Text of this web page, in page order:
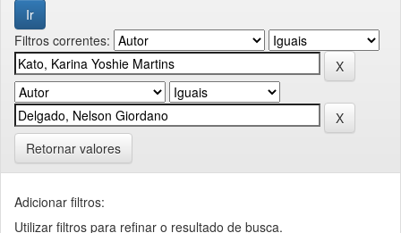
Filtros correntes:
Retornar valores
Adicionar filtros:
Utilizar filtros para refinar o resultado de busca.